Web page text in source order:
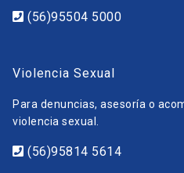
(56)95504 5000
Violencia Sexual
Para denuncias, asesoría o
violencia sexual.
(56)95814 5614